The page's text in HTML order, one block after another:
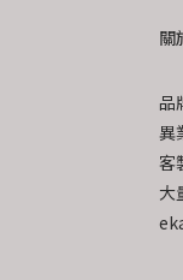
關
品
異
客
大